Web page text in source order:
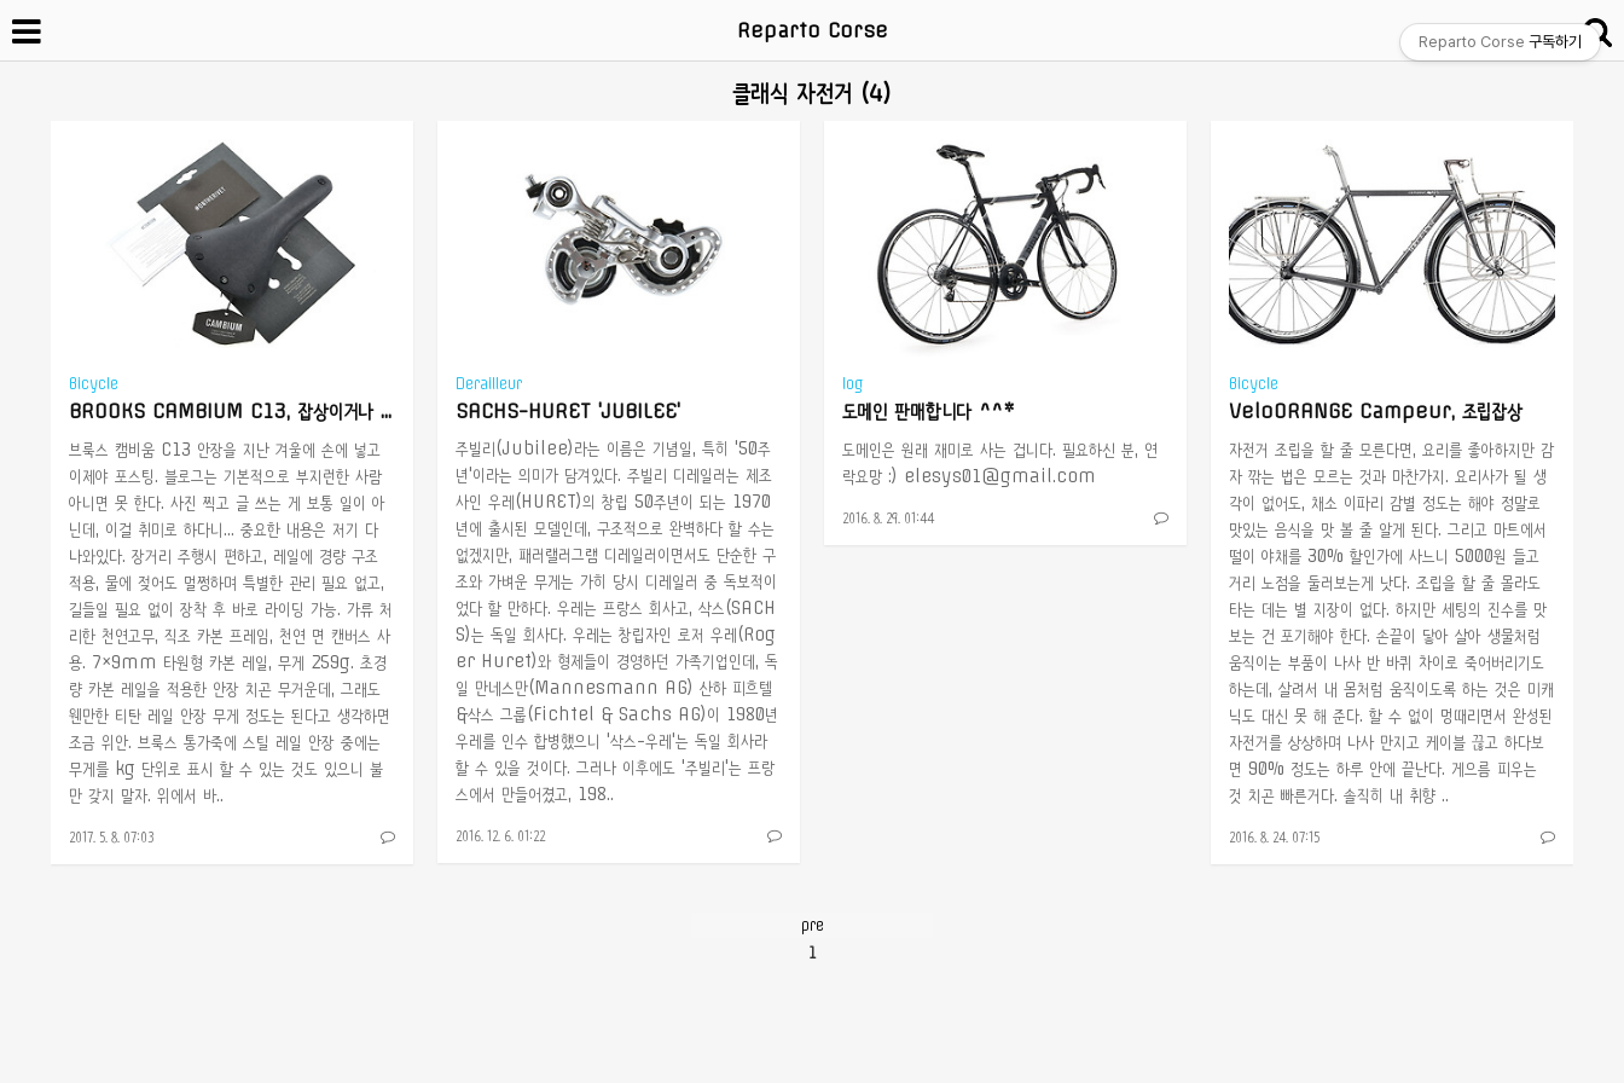
Reparto Corse
클래식 자전거 (4)
Bicycle
BROOKS CAMBIUM C13, 잡상이거나 혹은 리뷰
브룩스 캠비움 C13 안장을 지난 겨울에 손에 넣고
이제야 포스팅. 블로그는 기본적으로 부지런한 사람
아니면 못 한다. 사진 찍고 글 쓰는 게 보통 일이 아
닌데, 이걸 취미로 하다니... 중요한 내용은 저기 다
나와있다. 장거리 주행시 편하고, 레일에 경량 구조
적용, 물에 젖어도 멀쩡하며 특별한 관리 필요 없고,
길들일 필요 없이 장착 후 바로 라이딩 가능. 가류 처
리한 천연고무, 직조 카본 프레임, 천연 면 캔버스 사
용. 7×9mm 타원형 카본 레일, 무게 259g. 초경
량 카본 레일을 적용한 안장 치곤 무거운데, 그래도
웬만한 티탄 레일 안장 무게 정도는 된다고 생각하면
조금 위안. 브룩스 통가죽에 스틸 레일 안장 중에는
무게를 kg 단위로 표시 할 수 있는 것도 있으니 불
만 갖지 말자. 위에서 바..
2017. 5. 8. 07:03
Derailleur
SACHS-HURET 'JUBILEE'
주빌리(Jubilee)라는 이름은 기념일, 특히 '50주
년'이라는 의미가 담겨있다. 주빌리 디레일러는 제조
사인 우레(HURET)의 창립 50주년이 되는 1970
년에 출시된 모델인데, 구조적으로 완벽하다 할 수는
없겠지만, 패러랠러그램 디레일러이면서도 단순한 구
조와 가벼운 무게는 가히 당시 디레일러 중 독보적이
었다 할 만하다. 우레는 프랑스 회사고, 삭스(SACH
S)는 독일 회사다. 우레는 창립자인 로저 우레(Rog
er Huret)와 형제들이 경영하던 가족기업인데, 독
일 만네스만(Mannesmann AG) 산하 피흐텔
&삭스 그룹(Fichtel & Sachs AG)이 1980년
우레를 인수 합병했으니 '삭스-우레'는 독일 회사라
할 수 있을 것이다. 그러나 이후에도 '주빌리'는 프랑
스에서 만들어졌고, 198..
2016. 12. 6. 01:22
log
도메인 판매합니다 ^^*
도메인은 원래 재미로 사는 겁니다. 필요하신 분, 연
락요망 :) elesys01@gmail.com
2016. 8. 29. 01:44
Bicycle
VeloORANGE Campeur, 조립잡상
자전거 조립을 할 줄 모른다면, 요리를 좋아하지만 감
자 깎는 법은 모르는 것과 마찬가지. 요리사가 될 생
각이 없어도, 채소 이파리 감별 정도는 해야 정말로
맛있는 음식을 맛 볼 줄 알게 된다. 그리고 마트에서
떨이 야채를 30% 할인가에 사느니 5000원 들고
거리 노점을 둘러보는게 낫다. 조립을 할 줄 몰라도
타는 데는 별 지장이 없다. 하지만 세팅의 진수를 맛
보는 건 포기해야 한다. 손끝이 닿아 살아 생물처럼
움직이는 부품이 나사 반 바퀴 차이로 죽어버리기도
하는데, 살려서 내 몸처럼 움직이도록 하는 것은 미캐
닉도 대신 못 해 준다. 할 수 없이 멍때리면서 완성된
자전거를 상상하며 나사 만지고 케이블 끊고 하다보
면 90% 정도는 하루 안에 끝난다. 게으름 피우는
것 치곤 빠른거다. 솔직히 내 취향 ..
2016. 8. 24. 07:15
pre
1
Reparto Corse 구독하기